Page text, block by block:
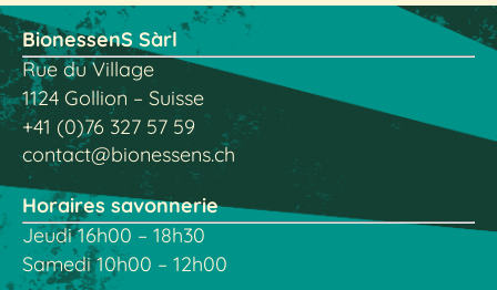
BionessenS Sàrl
Rue du Village
1124 Gollion – Suisse
+41 (0)76 327 57 59
contact@bionessens.ch
Horaires savonnerie
Jeudi 16h00 – 18h30
Samedi 10h00 – 12h00